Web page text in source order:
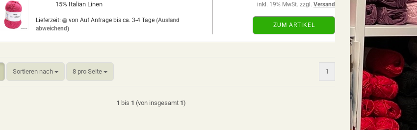
15% Italian Linen
Lieferzeit: von Auf Anfrage bis ca. 3-4 Tage (Ausland
abweichend)
inkl. 19% MwSt. zzgl. Versand
ZUM ARTIKEL
Sortieren nach
Sortieren nach 8 pro Seite
pro Seite 1
1 bis 1 (von insgesamt 1)